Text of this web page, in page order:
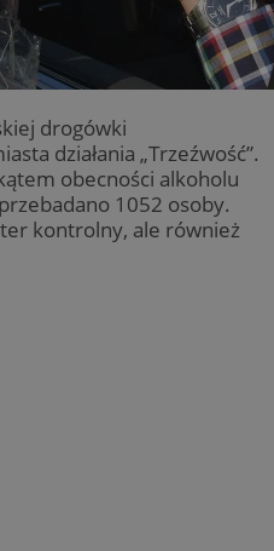
drogówki
działania „Trzeźwość”.
obecności alkoholu
1052 osoby.
kontrolny, ale również